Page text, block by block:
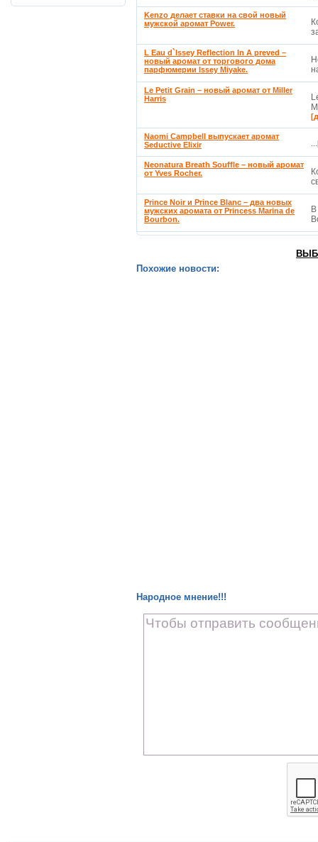
Kenzo делает ставки на свой новый
мужской аромат Power.
L Eau d`Issey Reflection In A preved –
новый аромат от торгового дома
парфюмерии Issey Miyake.
Le Petit Grain – новый аромат от Miller
Harris
Naomi Campbell выпускает аромат
Seductive Elixir
...
Neonatura Breath Souffle – новый аромат
от Yves Rocher.
Prince Noir и Prince Blanc – два новых
мужских аромата от Princess Marina de
Bourbon.
Похожие новости:
Народное мнение!!!